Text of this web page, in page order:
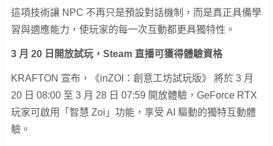
這項技術讓 NPC 不再只是預設對話機制，而是真正具備學
習與適應能力，使玩家的每一次互動都更具獨特性。
3 月 20 日開放試玩，Steam 直播可獲得體驗資格
KRAFTON 宣布，《inZOI：創意工坊試玩版》 將於 3 月
20 日 08:00 至 3 月 28 日 07:59 開放體驗，GeForce RTX
玩家可啟用「智慧 Zoi」功能，享受 AI 驅動的獨特互動體
驗。